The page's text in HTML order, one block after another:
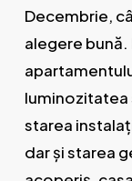
Decembrie,
alegere
starea
dar și starea